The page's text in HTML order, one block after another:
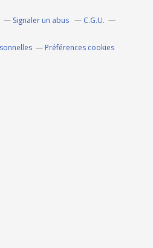
Signaler un abus C.G.U.
Préférences cookies